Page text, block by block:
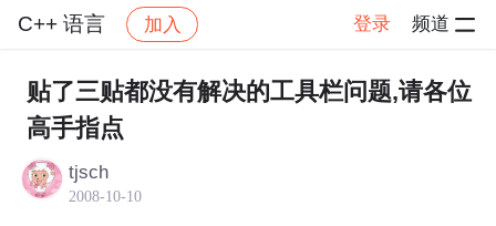
C++ 语言 加入 登录 频道
社区 C++ 语言 帖子详情
贴了三贴都没有解决的工具栏问题,请各位
高手指点
tjsch
2008-10-10